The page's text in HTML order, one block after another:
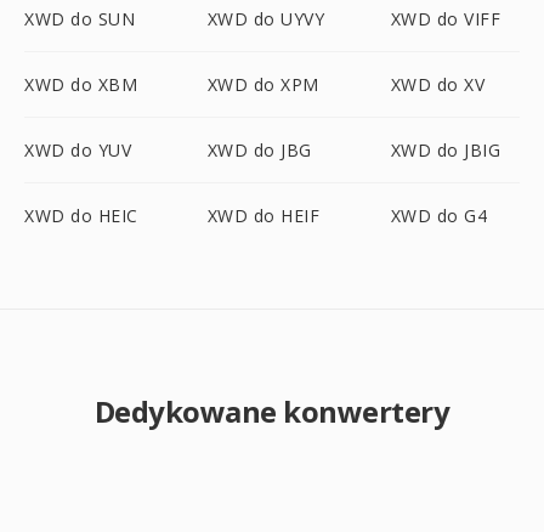
XWD do SUN XWD do UYVY XWD do VIFF
XWD do XBM XWD do XPM XWD do XV
XWD do YUV XWD do JBG XWD do JBIG
XWD do HEIC XWD do HEIF XWD do G4
Dedykowane konwertery